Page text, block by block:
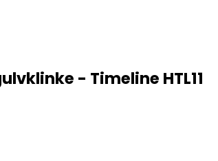
- Timeline HTL11